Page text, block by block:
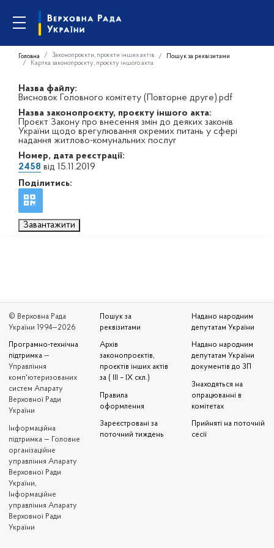
Головна Законопроєкти, проєкти інших актів
Пошук за реквізитами
Картка законопроєкту, проєкту іншого акта
Назва файлу:
Висновок Головного комітету (Повторне друге).pdf
Назва законопроєкту, проєкту іншого акта:
Проєкт Закону про внесення змін до деяких законів
України щодо врегулювання окремих питань у сфері
надання житлово-комунальних послуг
Номер, дата реєстрації:
2458 від 15.11.2019
Поділитись:
Завантажити
© Верховна Рада
України 1994—2026
Програмно-технічна
підтримка —
Управління
комп'ютеризованих
систем Апарату
Верховної Ради
України
Iнформаційна
підтримка — Головне
організаційне
управління Апарату
Верховної Ради
України,
Інформаційне
управління Апарату
Верховної Ради
України
Пошук за
реквізитами
Архів
законопроєктів,
проєктів інших актів
за ( III – IX скл.)
Правила
оформлення
Зареєстровані за
поточний тиждень
Надано народним
депутатам України
Надано народним
депутатам України
документів до ЗП
Знаходяться на
опрацюванні в
комітетах
Прийняті на поточній
сесії